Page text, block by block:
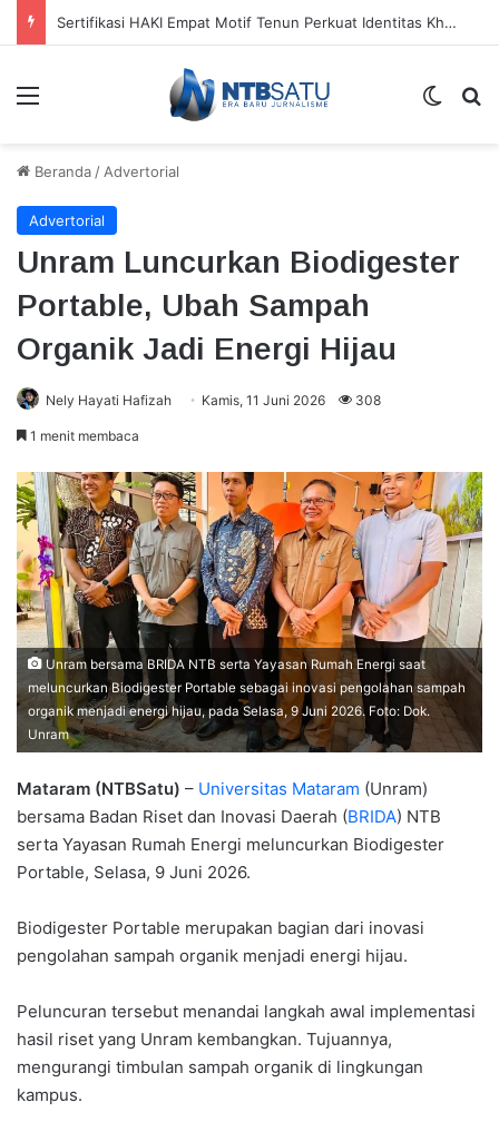
Tiga Pantai Indah di Jerowaru yang Wajib Dikunjungi, dari Pantai Pink hingga Pantai Kura-Kura
Menu
Beranda / Advertorial
Advertorial
Unram Luncurkan Biodigester
Portable, Ubah Sampah
Organik Jadi Energi Hijau
Nely Hayati Hafizah Kamis, 11 Juni 2026 308
1 menit membaca
Unram bersama BRIDA NTB serta Yayasan Rumah Energi saat
meluncurkan Biodigester Portable sebagai inovasi pengolahan sampah
organik menjadi energi hijau, pada Selasa, 9 Juni 2026. Foto: Dok.
Unram
Mataram (NTBSatu) – Universitas Mataram (Unram)
bersama Badan Riset dan Inovasi Daerah (BRIDA) NTB
serta Yayasan Rumah Energi meluncurkan Biodigester
Portable, Selasa, 9 Juni 2026.
Biodigester Portable merupakan bagian dari inovasi
pengolahan sampah organik menjadi energi hijau.
Peluncuran tersebut menandai langkah awal implementasi
hasil riset yang Unram kembangkan. Tujuannya,
mengurangi timbulan sampah organik di lingkungan
kampus.